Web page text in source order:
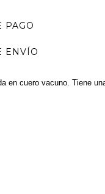
PAGO
ENVÍO
en cuero vacuno. Tiene